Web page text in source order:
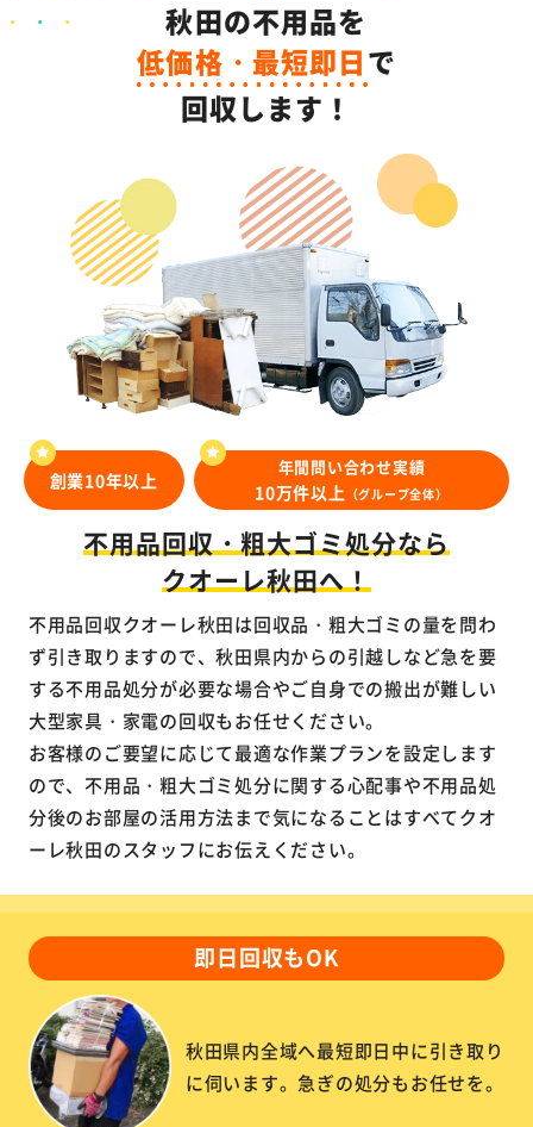
秋田の不用品を
低価格・最短即日で
回収します！
創業10年以上
年間問い合わせ実績
10万件以上 （グループ全体）
不用品回収・粗大ゴミ処分なら
クオーレ秋田へ！
不用品回収クオーレ秋田は回収品・粗大ゴミの量を問わ
ず引き取りますので、秋田県内からの引越しなど急を要
する不用品処分が必要な場合やご自身での搬出が難しい
大型家具・家電の回収もお任せください。
お客様のご要望に応じて最適な作業プランを設定します
ので、不用品・粗大ゴミ処分に関する心配事や不用品処
分後のお部屋の活用方法まで気になることはすべてクオ
ーレ秋田のスタッフにお伝えください。
即日回収もOK
秋田県内全域へ最短即日中に引き取り
に伺います。急ぎの処分もお任せを。